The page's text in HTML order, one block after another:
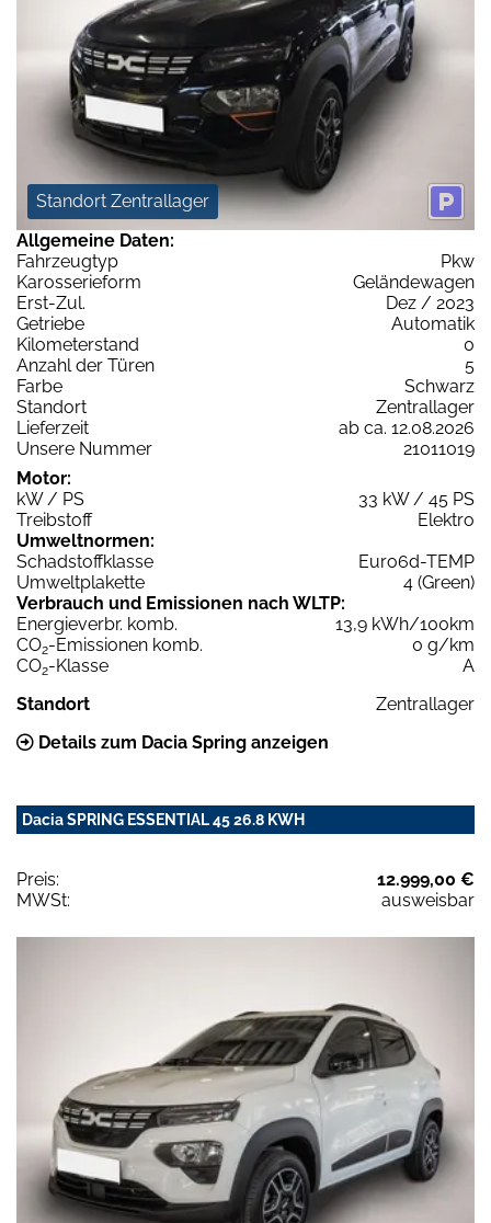
Standort Zentrallager
Allgemeine Daten:
Fahrzeugtyp
Pkw
Karosserieform
Geländewagen
Erst-Zul.
Dez / 2023
Getriebe
Automatik
Kilometerstand
0
Anzahl der Türen
5
Farbe
Schwarz
Standort
Zentrallager
Lieferzeit
ab ca. 12.08.2026
Unsere Nummer
21011019
Motor:
kW / PS
33 kW / 45 PS
Treibstoff
Elektro
Umweltnormen:
Schadstoffklasse
Euro6d-TEMP
Umweltplakette
4 (Green)
Verbrauch und Emissionen nach WLTP:
Energieverbr. komb.
13,9 kWh/100km
CO2-Emissionen komb.
0 g/km
CO2-Klasse
A
Standort
Zentrallager
Details zum Dacia Spring anzeigen
Dacia SPRING ESSENTIAL 45 26.8 KWH
Preis:
12.999,00 €
MWSt:
ausweisbar